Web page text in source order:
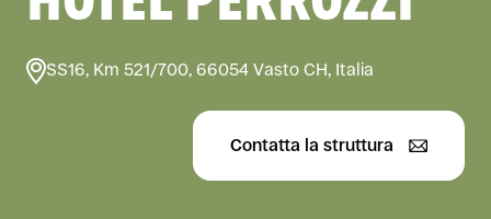
SS16, Km 521/700, 66054 Vasto CH, Italia
Contatta la struttura